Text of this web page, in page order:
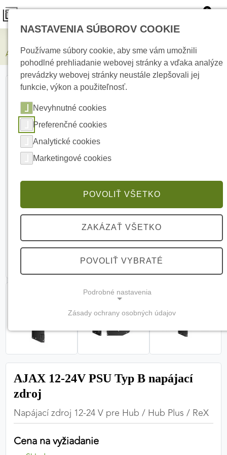
0
AJAX 12-24V PSU Typ B napájací zdroj
AJAX 12-24V PSU Typ B napájací
zdroj
Napájací zdroj 12-24 V pre Hub / Hub Plus / ReX
Cena na vyžiadanie
NASTAVENIA SÚBOROV COOKIE
Používame súbory cookie, aby sme vám umožnili
pohodlné prehliadanie webovej stránky a vďaka analýze
prevádzky webovej stránky neustále zlepšovali jej
funkcie, výkon a použiteľnosť.
Nevyhnutné cookies
Preferenčné cookies
Analytické cookies
Marketingové cookies
POVOLIŤ VŠETKO
ZAKÁZAŤ VŠETKO
POVOLIŤ VYBRATÉ
Podrobné nastavenia
(vždy aktívne, nemožno vypnúť)
Tieto cookies sú potrebné na správne fungovanie
zabezpečiť jej plnú funkčnosť.
PREFERENČNÉ COOKIES
Zásady ochrany osobných údajov